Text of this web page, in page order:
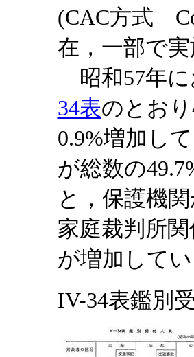
(CAC方式
在，一部で
昭和57年に
34表のとお
0.9%増加し
が総数の
と，保護機
家庭裁判所
が増加してい
IV-34表鑑別